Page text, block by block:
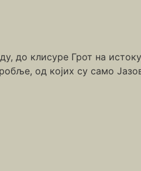
до клисуре Грот на
од којих су само